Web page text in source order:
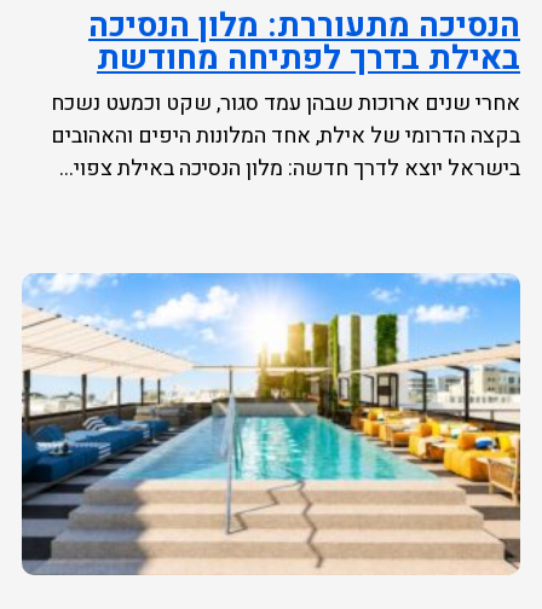
הנסיכה מתעוררת: מלון הנסיכה
באילת בדרך לפתיחה מחודשת
אחרי שנים ארוכות שבהן עמד סגור, שקט וכמעט נשכח
בקצה הדרומי של אילת, אחד המלונות היפים והאהובים
בישראל יוצא לדרך חדשה: מלון הנסיכה באילת צפוי...